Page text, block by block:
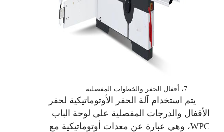
7، أقفال الحفر والخطوات المفصلية:
يتم استخدام آلة الحفر الأوتوماتيكية لحفر
الأقفال والدرجات المفصلية على لوحة الباب
WPC، وهي عبارة عن معدات أوتوماتيكية مع